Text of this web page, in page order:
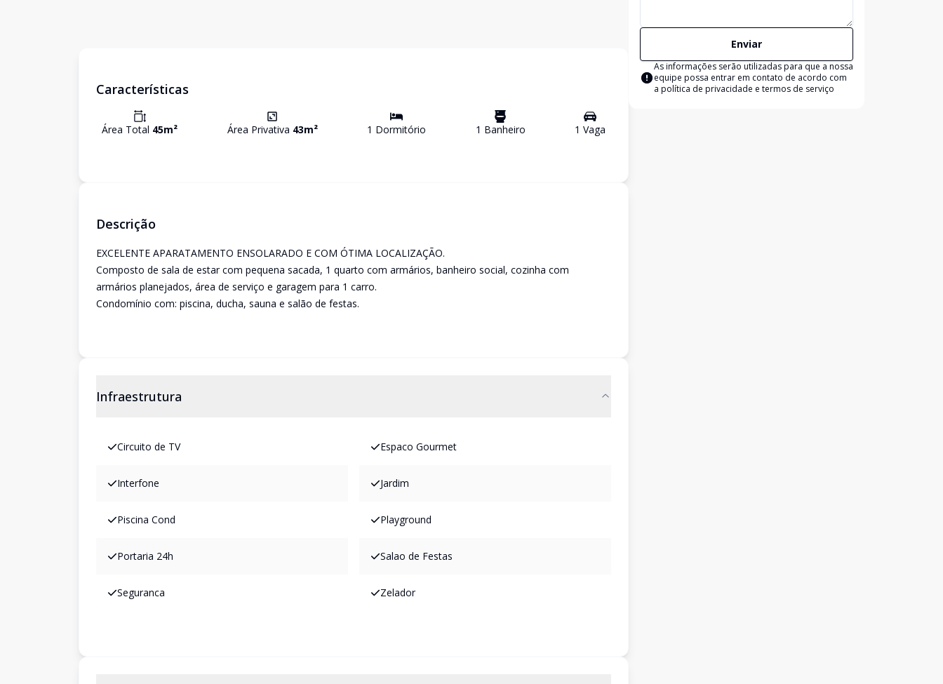
Características
Área Total 45m² Área Privativa 43m² 1 Dormitório 1 Banheiro 1 Vaga
Descrição
EXCELENTE APARATAMENTO ENSOLARADO E COM ÓTIMA LOCALIZAÇÃO.
Composto de sala de estar com pequena sacada, 1 quarto com armários, banheiro social, cozinha com
armários planejados, área de serviço e garagem para 1 carro.
Condomínio com: piscina, ducha, sauna e salão de festas.
Infraestrutura
Circuito de TV Espaco Gourmet
Interfone Jardim
Piscina Cond Playground
Portaria 24h Salao de Festas
Seguranca Zelador
Enviar
As informações serão utilizadas para que a nossa
equipe possa entrar em contato de acordo com
a política de privacidade e termos de serviço